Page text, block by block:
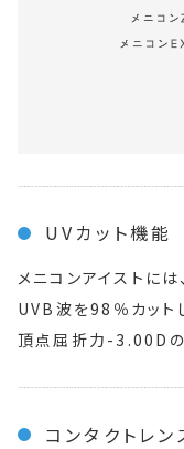
UVカット機能
メニコンアイストに
UVB波を98％カット
頂点屈折力-3.00Dの
コンタクトレ